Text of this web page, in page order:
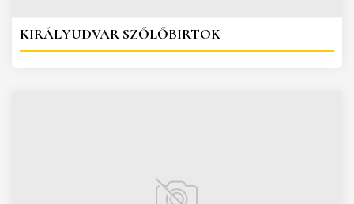
KIRÁLYUDVAR SZŐLŐBIRTOK